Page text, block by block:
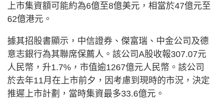
上市集資額可能約為6億至8億美元，相當於47億元至
62億港元。
據其招股書顯示，中信證券、傑富瑞、中金公司及德
意志銀行為其聯席保薦人。該公司A股收報307.07元
人民幣，升1.7%，市值逾1267億元人民幣。該公司
於去年11月在上市前夕，因考慮到現時的市況，決定
推遲上市計劃，當時集資最多33.6億元。